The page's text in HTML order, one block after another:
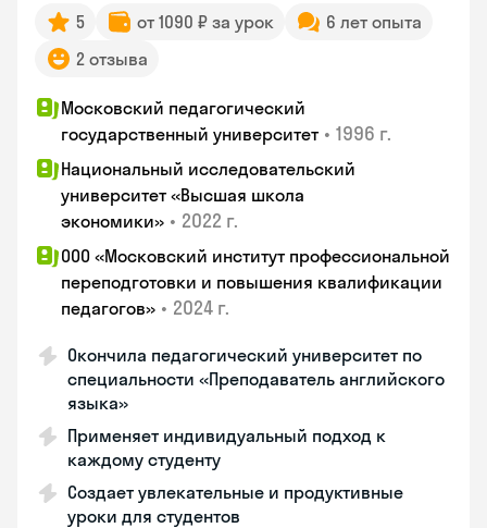
5 от 1090 ₽ за урок
6 лет опыта
2 отзыва
Московский педагогический
государственный университет • 1996 г.
Национальный исследовательский
университет «Высшая школа
экономики» • 2022 г.
ООО «Московский институт профессиональной
переподготовки и повышения квалификации
педагогов» • 2024 г.
Окончила педагогический университет по
специальности «Преподаватель английского
языка»
Применяет индивидуальный подход к
каждому студенту
Создает увлекательные и продуктивные
уроки для студентов